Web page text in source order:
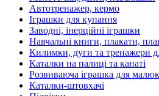
Автотренажер, кермо
Іграшки для купання
Заводні, інерційні іграшки
Навчальні книги, плакати,
Килимки, дуги та тренажери
Каталки на палиці та канаті
Розвиваюча іграшка для
Каталки-штовхачі